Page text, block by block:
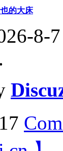
的大床
8-